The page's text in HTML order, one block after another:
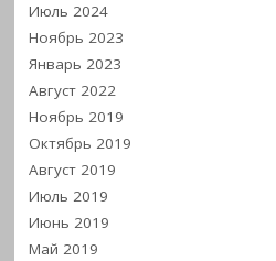
Июль 2024
Ноябрь 2023
Январь 2023
Август 2022
Ноябрь 2019
Октябрь 2019
Август 2019
Июль 2019
Июнь 2019
Май 2019